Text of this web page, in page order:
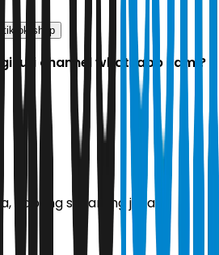
tiktok shop
channel whatsapp kami?
gabung sekarang juga di